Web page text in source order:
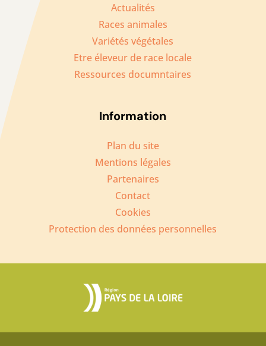
Actualités
Races animales
Variétés végétales
Etre éleveur de race locale
Ressources documntaires
Information
Plan du site
Mentions légales
Partenaires
Contact
Cookies
Protection des données personnelles